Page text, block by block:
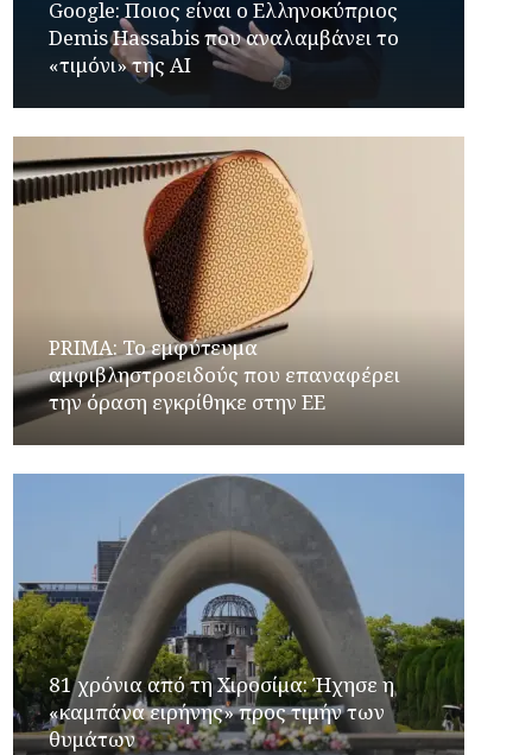
Google: Ποιος είναι ο Ελληνοκύπριος
Demis Hassabis που αναλαμβάνει το
«τιμόνι» της ΑΙ
PRIMA: Το εμφύτευμα
αμφιβληστροειδούς που επαναφέρει
την όραση εγκρίθηκε στην ΕΕ
81 χρόνια από τη Χιροσίμα: Ήχησε η
«καμπάνα ειρήνης» προς τιμήν των
θυμάτων